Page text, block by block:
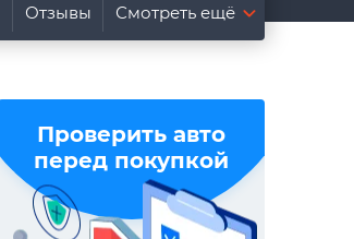
Отзывы Смотреть ещё
Проверить авто
перед покупкой